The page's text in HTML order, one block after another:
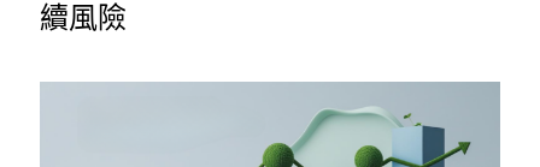
續風險